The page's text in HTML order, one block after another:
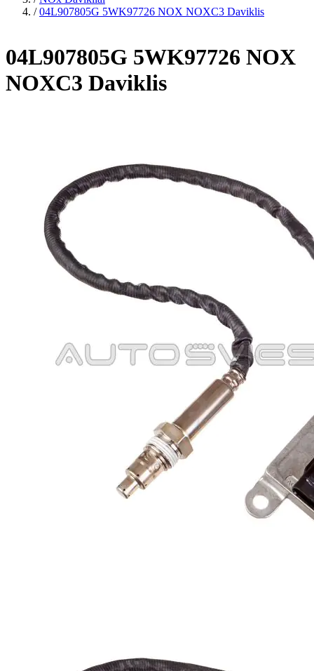
/ 04L907805G 5WK97726 NOX NOXC3 Daviklis
04L907805G 5WK97726 NOX
NOXC3 Daviklis